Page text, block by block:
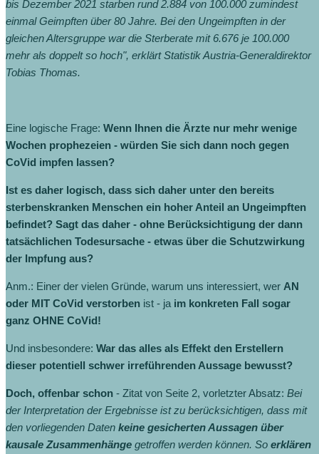
bis Dezember 2021 starben rund 2.884 von 100.000 zumindest
einmal Geimpften über 80 Jahre. Bei den Ungeimpften in der
gleichen Altersgruppe war die Sterberate mit 6.676 je 100.000
mehr als doppelt so hoch", erklärt Statistik Austria-Generaldirektor
Tobias Thomas.
Eine logische Frage: Wenn Ihnen die Ärzte nur mehr wenige
Wochen prophezeien - würden Sie sich dann noch gegen
CoVid impfen lassen?
Ist es daher logisch, dass sich daher unter den bereits
sterbenskranken Menschen ein hoher Anteil an Ungeimpften
befindet? Sagt das daher - ohne Berücksichtigung der dann
tatsächlichen Todesursache - etwas über die Schutzwirkung
der Impfung aus?
Anm.: Einer der vielen Gründe, warum uns interessiert, wer AN
oder MIT CoVid verstorben ist - ja im konkreten Fall sogar
ganz OHNE CoVid!
Und insbesondere: War das alles als Effekt den Erstellern
dieser potentiell schwer irreführenden Aussage bewusst?
Doch, offenbar schon - Zitat von Seite 2, vorletzter Absatz: Bei
der Interpretation der Ergebnisse ist zu berücksichtigen, dass mit
den vorliegenden Daten keine gesicherten Aussagen über
kausale Zusammenhänge getroffen werden können. So erklären